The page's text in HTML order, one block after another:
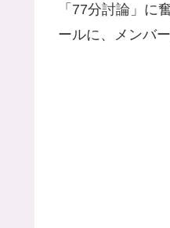
「77分討論」に
ールに、メンバ